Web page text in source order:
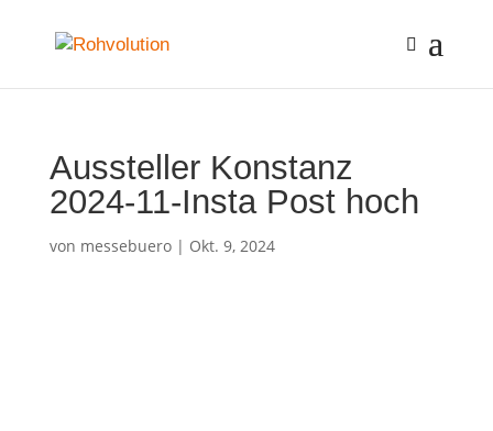
Aussteller Konstanz
2024-11-Insta Post hoch
von messebuero| Okt. 9, 2024